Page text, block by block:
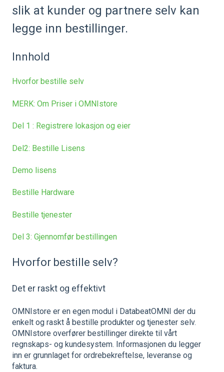
slik at kunder og partnere selv kan
legge inn bestillinger.
Innhold
Hvorfor bestille selv
MERK: Om Priser i OMNIstore
Del 1 : Registrere lokasjon og eier
Del2: Bestille Lisens
Demo lisens
Bestille Hardware
Bestille tjenester
Del 3: Gjennomfør bestillingen
Hvorfor bestille selv?
Det er raskt og effektivt
OMNIstore er en egen modul i DatabeatOMNI der du
enkelt og raskt å bestille produkter og tjenester selv.
OMNIstore overfører bestillinger direkte til vårt
regnskaps- og kundesystem. Informasjonen du legger
inn er grunnlaget for ordrebekreftelse, leveranse og
faktura.